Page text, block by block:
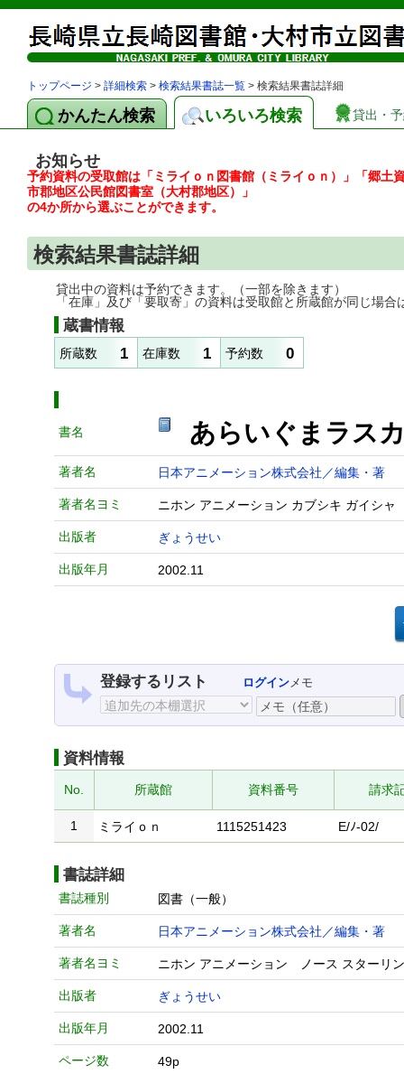
トップページ > 詳細検索 > 検索結果書誌一覧 > 検索結果書誌詳細
かんたん検索 いろいろ検索 貸出・
お知らせ
予約資料の受取館は「ミライｏｎ図書館（ミライｏｎ）」「郷
市郡地区公民館図書室（大村郡地区）」
の4か所から選ぶことができます。
検索結果書誌詳細
貸出中の資料は予約できます。（一部を除きます）
「在庫」及び「要取寄」の資料は受取館と所蔵館が同じ場合
蔵書情報
所蔵数 1 在庫数 1 予約数 0
書名 あらいぐまラス
著者名 日本アニメーション株式会社／編集・著
著者名ヨミ ニホン アニメーション カブシキ ガイシャ
出版者 ぎょうせい
出版年月 2002.11
登録するリスト ログインメモ
資料情報
No. 所蔵館 資料番号 請求
1 ミライｏｎ 1115251423 E/ﾉ-02/
書誌詳細
書誌種別 図書（一般）
著者名 日本アニメーション株式会社／編集・著
著者名ヨミ ニホン アニメーション ノース スターリ
出版者 ぎょうせい
出版年月 2002.11
ページ数 49p